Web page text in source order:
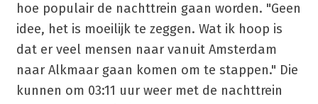
hoe populair de nachttrein gaan worden. "Geen
idee, het is moeilijk te zeggen. Wat ik hoop is
dat er veel mensen naar vanuit Amsterdam
naar Alkmaar gaan komen om te stappen." Die
kunnen om 03:11 uur weer met de nachttrein